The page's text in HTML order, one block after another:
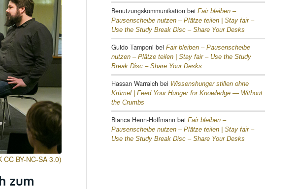
BY-NC-SA 3.0)
zum
Benutzungskommunikation bei Fair bleiben –
Pausenscheibe nutzen – Plätze teilen | Stay fair –
Use the Study Break Disc – Share Your Desks
Guido Tamponi bei Fair bleiben – Pausenscheibe
nutzen – Plätze teilen | Stay fair – Use the Study
Break Disc – Share Your Desks
Hassan Warraich bei Wissenshunger stillen ohne
Krümel | Feed Your Hunger for Knowledge — Without
the Crumbs
Bianca Henn-Hoffmann bei Fair bleiben –
Pausenscheibe nutzen – Plätze teilen | Stay fair –
Use the Study Break Disc – Share Your Desks